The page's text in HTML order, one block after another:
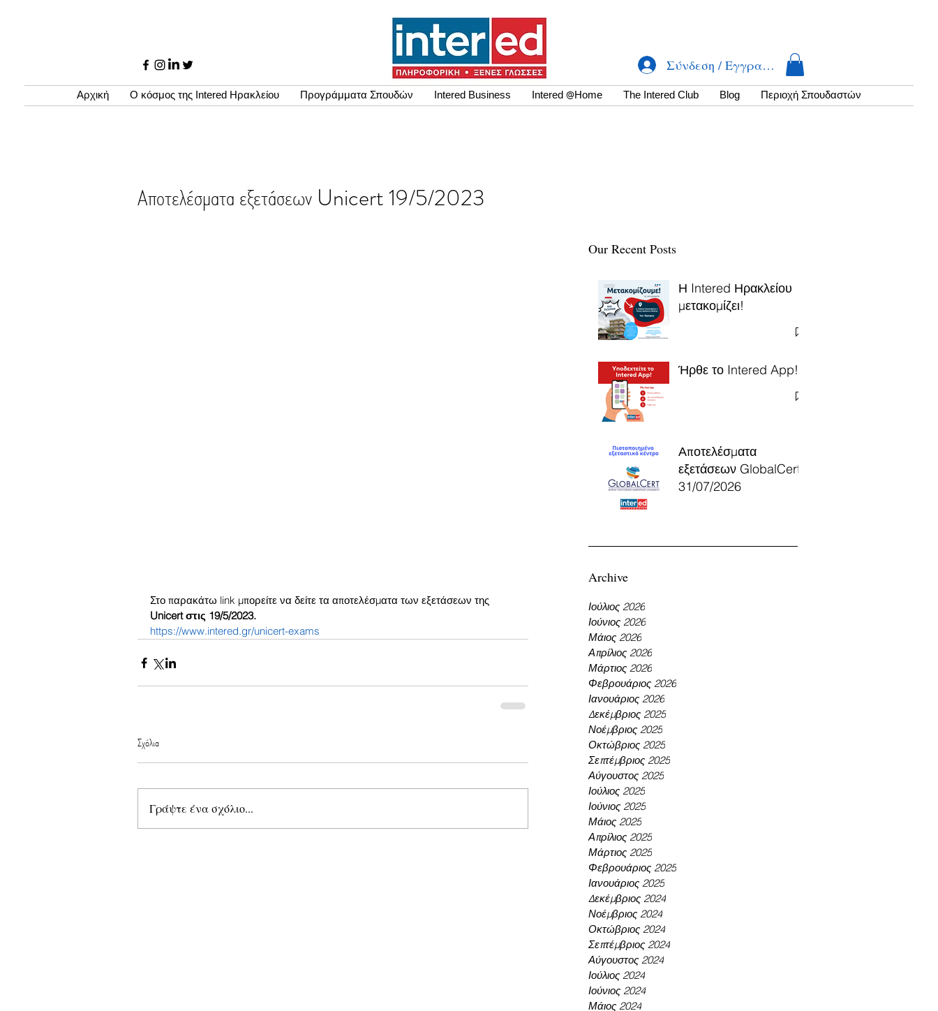
Σύνδεση / Εγγραφή
Αρχική Ο κόσμος της Intered Ηρακλείου Προγράμματα Σπουδών Intered Business Intered @Home The Intered Club Βlog Περιοχή Σπουδαστών
Our Recent Posts
Η Intered Ηρακλείου
μετακομίζει!
Ήρθε το Intered App!
Αποτελέσματα
εξετάσεων GlobalCert
31/07/2026
Archive
Ιούλιος 2026
Ιούνιος 2026
Μάιος 2026
Απρίλιος 2026
Μάρτιος 2026
Φεβρουάριος 2026
Ιανουάριος 2026
Δεκέμβριος 2025
Νοέμβριος 2025
Οκτώβριος 2025
Σεπτέμβριος 2025
Αύγουστος 2025
Ιούλιος 2025
Ιούνιος 2025
Μάιος 2025
Απρίλιος 2025
Μάρτιος 2025
Φεβρουάριος 2025
Ιανουάριος 2025
Δεκέμβριος 2024
Νοέμβριος 2024
Οκτώβριος 2024
Σεπτέμβριος 2024
Αύγουστος 2024
Ιούλιος 2024
Ιούνιος 2024
Μάιος 2024
Αποτελέσματα εξετάσεων Unicert 19/5/2023
Στο παρακάτω link μπορείτε να δείτε τα αποτελέσματα των εξετάσεων της
Unicert στις 19/5/2023.
https://www.intered.gr/unicert-exams
Σχόλια
Γράψτε ένα σχόλιο...